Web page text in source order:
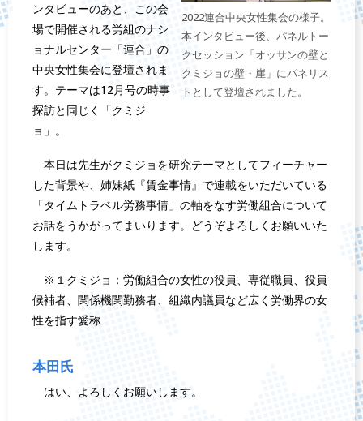
2022連合中央女性集会の様子。
本インタビュー後、パネルトー
クセッション「オッサンの壁と
クミジョの壁・崖」にパネリス
トとして登壇されました。
ンタビューのあと、この会
場で開催される労組のナシ
ョナルセンター「連合」の
中央女性集会に登壇されま
す。テーマは12月号の時事
探訪と同じく「クミジ
ョ」。
本日は先生がクミジョを研究テーマとしてフィーチャー
した背景や、姉妹紙『賃金事情』で連載をいただいている
「タイムトラベル労務事情」の軸をなす労働組合について
お話をうかがってまいります。どうぞよろしくお願いいた
します。
※１クミジョ：労働組合の女性の役員、専従職員、役員
候補者、関係機関勤務者、組織内議員など広く労働界の女
性を指す愛称
本田氏
はい、よろしくお願いします。